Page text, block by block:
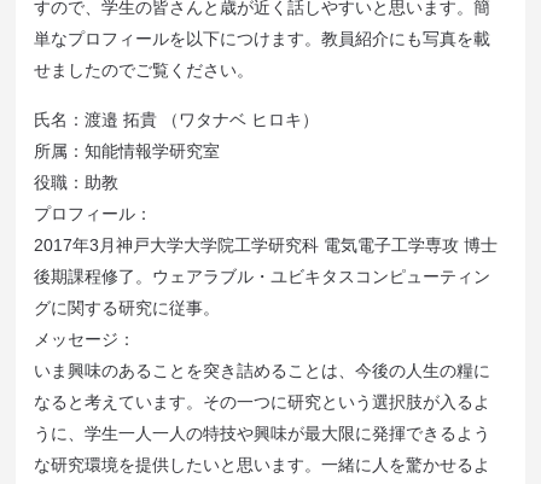
すので、学生の皆さんと歳が近く話しやすいと思います。簡
単なプロフィールを以下につけます。教員紹介にも写真を載
せましたのでご覧ください。
氏名：渡邉 拓貴 （ワタナベ ヒロキ）
所属：知能情報学研究室
役職：助教
プロフィール：
2017年3月神戸大学大学院工学研究科 電気電子工学専攻 博士
後期課程修了。ウェアラブル・ユビキタスコンピューティン
グに関する研究に従事。
メッセージ：
いま興味のあることを突き詰めることは、今後の人生の糧に
なると考えています。その一つに研究という選択肢が入るよ
うに、学生一人一人の特技や興味が最大限に発揮できるよう
な研究環境を提供したいと思います。一緒に人を驚かせるよ